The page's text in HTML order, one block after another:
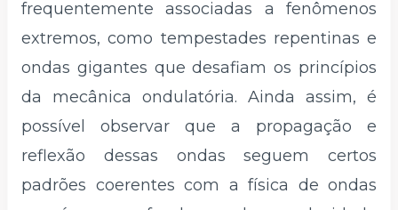
frequentemente associadas a fenômenos
extremos, como tempestades repentinas e
ondas gigantes que desafiam os princípios
da mecânica ondulatória. Ainda assim, é
possível observar que a propagação e
reflexão dessas ondas seguem certos
padrões coerentes com a física de ondas